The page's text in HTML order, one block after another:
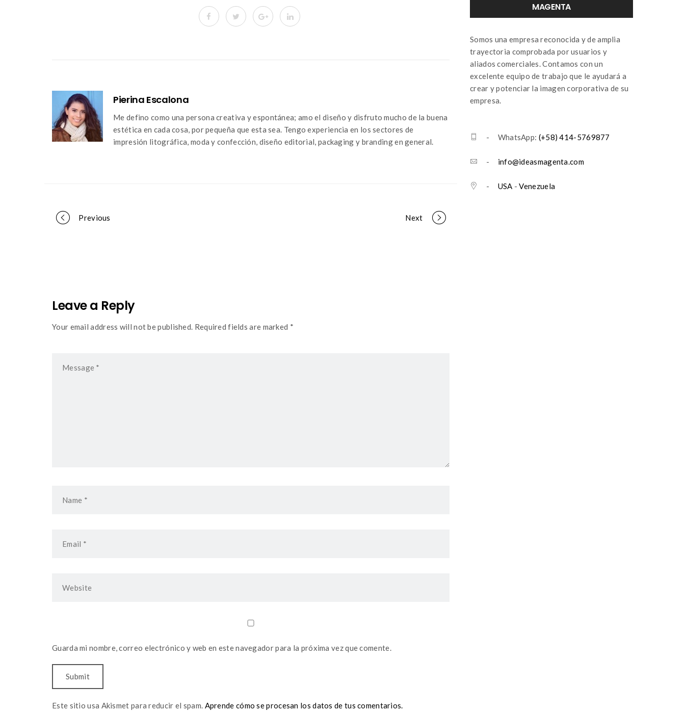
Pierina Escalona
Me defino como una persona creativa y espontánea; amo el diseño y disfruto mucho de la buena
estética en cada cosa, por pequeña que esta sea. Tengo experiencia en los sectores de
impresión litográfica, moda y confección, diseño editorial, packaging y branding en general.
Portfolio
Previous Next
Leave a Reply
Your email address will not be published. Required fields are marked *
Guarda mi nombre, correo electrónico y web en este navegador para la próxima vez que comente.
Este sitio usa Akismet para reducir el spam. Aprende cómo se procesan los datos de tus comentarios.
MAGENTA
Somos una empresa reconocida y de amplia
trayectoria comprobada por usuarios y
aliados comerciales. Contamos con un
excelente equipo de trabajo que le ayudará a
crear y potenciar la imagen corporativa de su
empresa.
- WhatsApp: (+58) 414-5769877
- info@ideasmagenta.com
- USA -Venezuela